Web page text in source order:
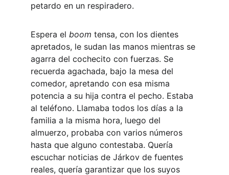
petardo en un respiradero.
Espera el boom tensa, con los dientes
apretados, le sudan las manos mientras se
agarra del cochecito con fuerzas. Se
recuerda agachada, bajo la mesa del
comedor, apretando con esa misma
potencia a su hija contra el pecho. Estaba
al teléfono. Llamaba todos los días a la
familia a la misma hora, luego del
almuerzo, probaba con varios números
hasta que alguno contestaba. Quería
escuchar noticias de Járkov de fuentes
reales, quería garantizar que los suyos